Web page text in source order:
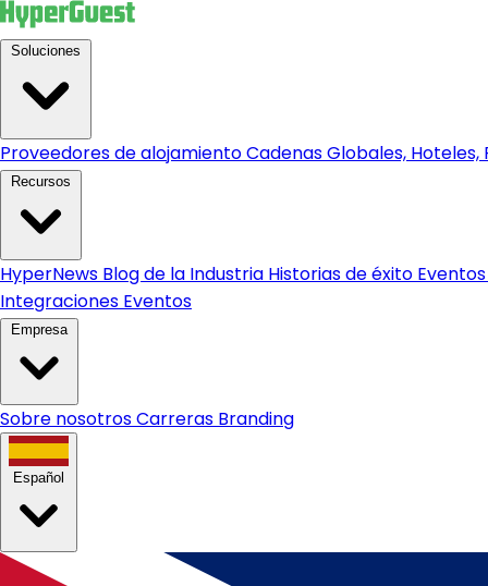
Proveedores de alojamientoCadenas Globales, Hoteles,
HyperNews Blog de la Industria Historias de éxito Eventos
Integraciones Eventos
Empresa
Sobre nosotrosCarreras Branding
Español